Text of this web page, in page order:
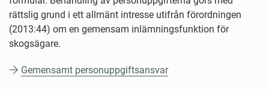
rättslig grund i ett allmänt intresse utifrån förordningen
(2013:44) om en gemensam inlämningsfunktion för
skogsägare.
Gemensamt personuppgiftsansvar